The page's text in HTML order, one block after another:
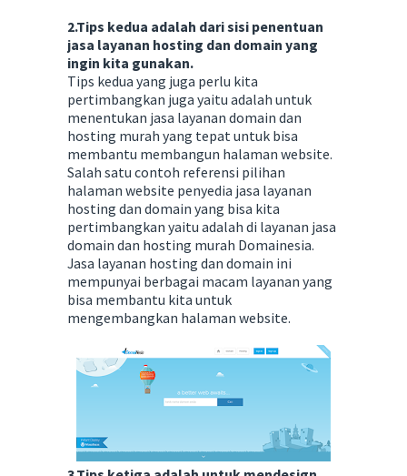
2.Tips kedua adalah dari sisi penentuan
jasa layanan hosting dan domain yang
ingin kita gunakan.
Tips kedua yang juga perlu kita
pertimbangkan juga yaitu adalah untuk
menentukan jasa layanan domain dan
hosting murah yang tepat untuk bisa
membantu membangun halaman website.
Salah satu contoh referensi pilihan
halaman website penyedia jasa layanan
hosting dan domain yang bisa kita
pertimbangkan yaitu adalah di layanan jasa
domain dan hosting murah Domainesia.
Jasa layanan hosting dan domain ini
mempunyai berbagai macam layanan yang
bisa membantu kita untuk
mengembangkan halaman website.